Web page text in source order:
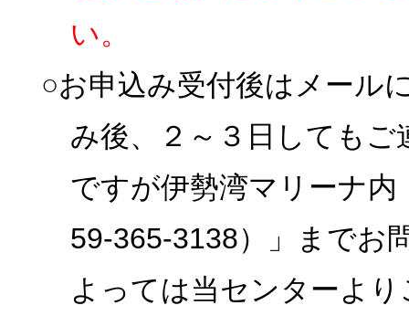
い。
○お申込み受付後はメール
み後、２～３日しても
ですが伊勢湾マリーナ
59-365-3138）」までお
よっては当センターよ